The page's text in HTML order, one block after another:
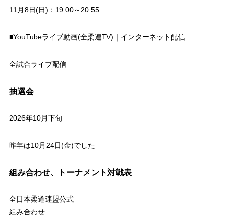
11月8日(日)：19:00～20:55
■YouTubeライブ動画(全柔連TV)｜インターネット配信
全試合ライブ配信
抽選会
2026年10月下旬
昨年は10月24日(金)でした
組み合わせ、トーナメント対戦表
全日本柔道連盟公式
組み合わせ